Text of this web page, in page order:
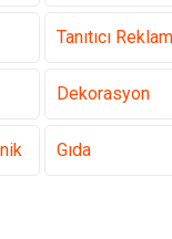
Tanıtıcı Reklam
Dekorasyon
Gıda